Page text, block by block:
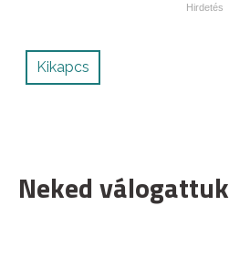
Kikapcs
Neked válogattuk